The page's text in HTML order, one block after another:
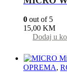
0 out of 5
15,00 KM
Dodaj u
OPREMA,